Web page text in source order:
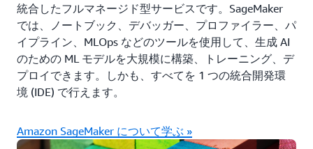
統合したフルマネージド型サービスです。SageMaker
では、ノートブック、デバッガー、プロファイラー、パ
イプライン、MLOps などのツールを使用して、生成 AI
のための ML モデルを大規模に構築、トレーニング、デ
プロイできます。しかも、すべてを 1 つの統合開発環
境 (IDE) で行えます。
Amazon SageMaker について学ぶ »